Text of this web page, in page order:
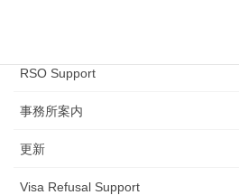
RSO Support
事務所案内
更新
Visa Refusal Support